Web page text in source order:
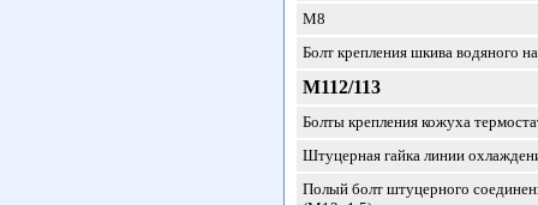
М8
Болт крепления шкива водяного
М112/113
Болты крепления кожуха
Штуцерная гайка линии
Полый болт штуцерного